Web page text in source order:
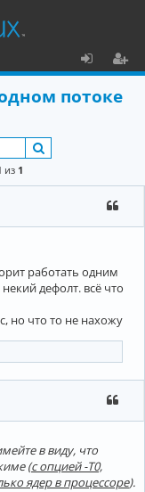
а
потоке
из 1
работать одним
дефолт. всё что
но что то не нахожу
в виду, что
(с опцией -T0,
ядер в процессоре).